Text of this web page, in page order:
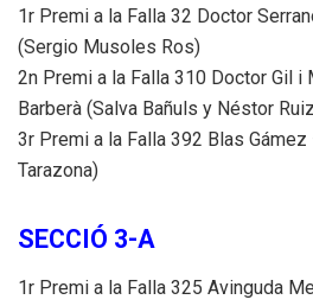
1r Premi a la Falla 32 Doctor
(Sergio Musoles Ros)
2n Premi a la Falla 310 Doctor Gil i
Barberà (Salva Bañuls y Néstor
3r Premi a la Falla 392 Blas
Tarazona)
SECCIÓ 3-A
1r Premi a la Falla 325 Avinguda